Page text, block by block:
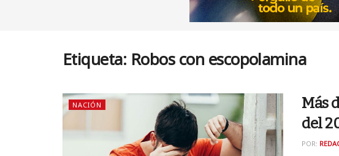
Etiqueta: Robos con escopolamina
NACIÓN
Más
del
POR: